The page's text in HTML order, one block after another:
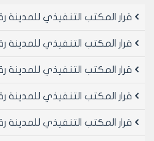
المؤقت عن /2/م ويقاس
الطبيعية الملاصقة للسياج
المذكورة
والشوارع المنفذة ويثبت عليه
والاحراش والحدائق ان وجدت كما
قرار المكتب التنفيذي للمدينة رقم 100 لعام
قرار المكتب التنفيذي للمدينة رقم 12 لعام
قرار المكتب التنفيذي للمدينة رقم 134 لعام
قرار المكتب التنفيذي للمدينة رقم 14 لعام
قرار المكتب التنفيذي للمدينة رقم 158 لعام